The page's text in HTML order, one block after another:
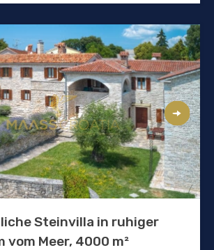
Steinvilla in ruhiger
vom Meer, 4000 m²